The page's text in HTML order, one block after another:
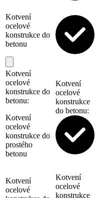
Kotvení
ocelové
konstrukce do
betonu
Kotvení
ocelové
konstrukce do
betonu:
Kotvení
ocelové
konstrukce do
prostého
betonu
Kotvení
ocelové
konstrukce
do betonu:
Kotvení
ocelové
Kotvení
ocelové
konstrukce